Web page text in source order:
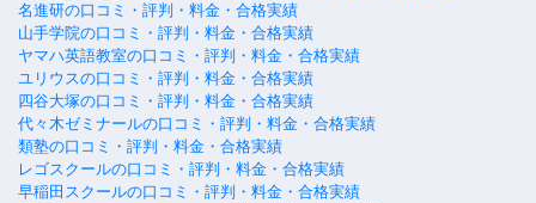
名進研の口コミ・評判・料金・合格実績
山手学院の口コミ・評判・料金・合格実績
ヤマハ英語教室の口コミ・評判・料金・合格実績
ユリウスの口コミ・評判・料金・合格実績
四谷大塚の口コミ・評判・料金・合格実績
代々木ゼミナールの口コミ・評判・料金・合格実績
類塾の口コミ・評判・料金・合格実績
レゴスクールの口コミ・評判・料金・合格実績
早稲田スクールの口コミ・評判・料金・合格実績